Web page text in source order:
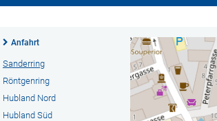
Anfahrt
Sanderring
Röntgenring
Hubland Nord
Hubland Süd